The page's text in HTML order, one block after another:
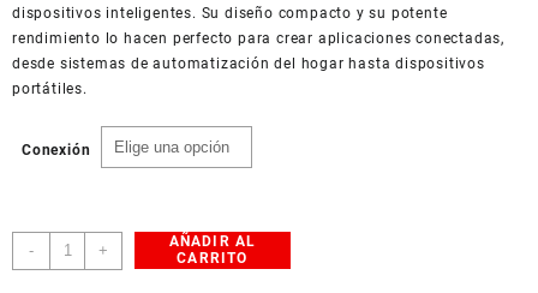
dispositivos inteligentes. Su diseño compacto y su potente
rendimiento lo hacen perfecto para crear aplicaciones conectadas,
desde sistemas de automatización del hogar hasta dispositivos
portátiles.
Conexión
-
Tarjeta
de
+
AÑADIR AL
CARRITO